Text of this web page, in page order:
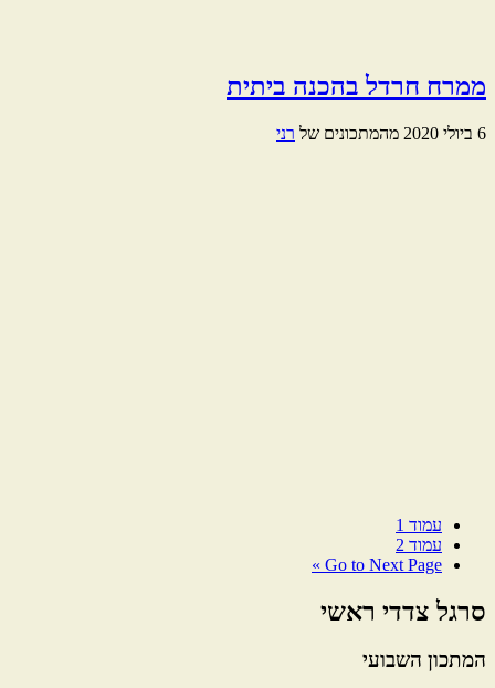
ממרח חרדל בהכנה ביתית
6 ביולי 2020 מהמתכונים של רני
עמוד
עמוד
Go to Next Page »
סרגל צדדי ראשי
המתכון השבועי